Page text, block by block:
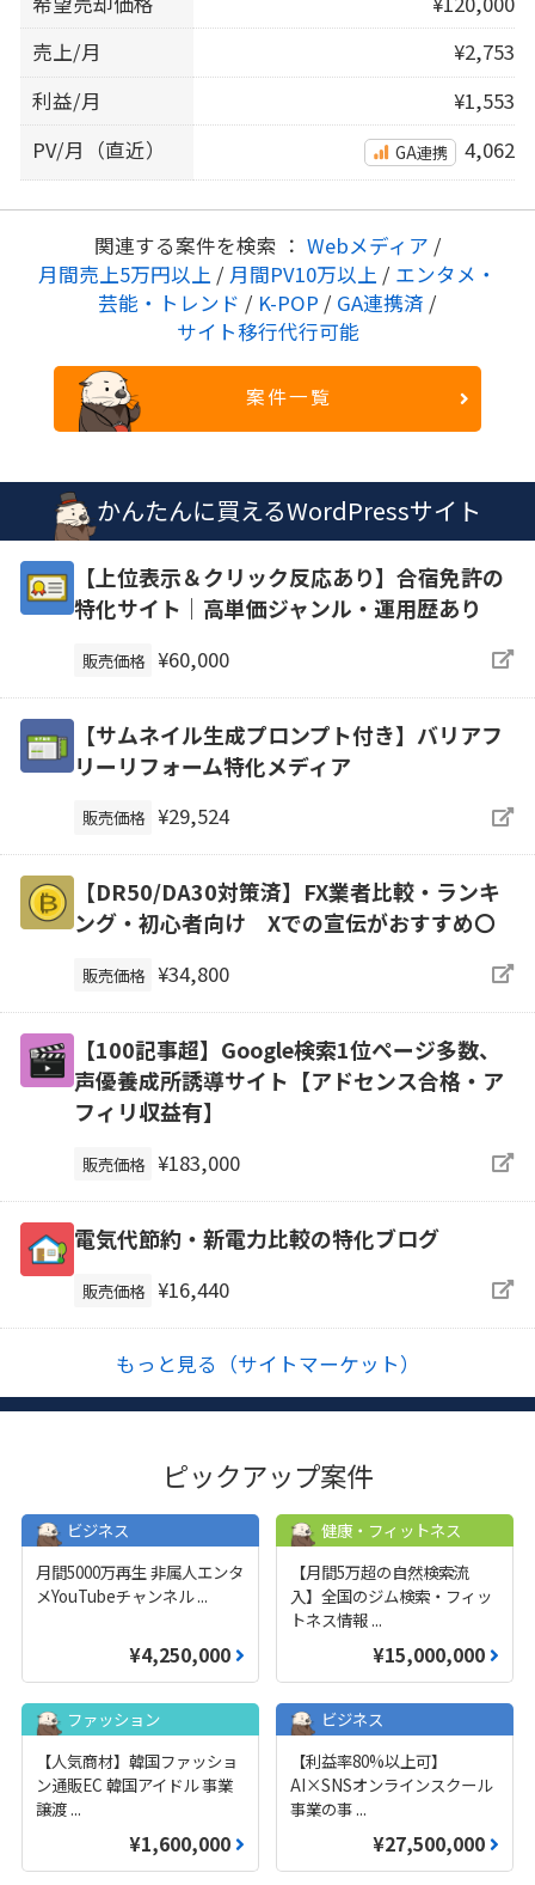
売上/月
¥2,753
利益/月
¥1,553
PV/月（直近）
GA連携 4,062
関連する案件を検索 ： Webメディア /
月間売上5万円以上 / 月間PV10万以上 / エンタメ・
芸能・トレンド / K-POP / GA連携済 /
サイト移行代行可能
案件一覧
かんたんに買えるWordPressサイト
【上位表示＆クリック反応あり】合宿免許の
特化サイト｜高単価ジャンル・運用歴あり
販売価格 ¥60,000
【サムネイル生成プロンプト付き】バリアフ
リーリフォーム特化メディア
販売価格 ¥29,524
【DR50/DA30対策済】FX業者比較・ランキ
ング・初心者向け Xでの宣伝がおすすめ〇
販売価格 ¥34,800
【100記事超】Google検索1位ページ多数、
声優養成所誘導サイト【アドセンス合格・ア
フィリ収益有】
販売価格 ¥183,000
電気代節約・新電力比較の特化ブログ
販売価格 ¥16,440
もっと見る（サイトマーケット）
ピックアップ案件
ビジネス
月間5000万再生 非属人エンタ
メYouTubeチャンネル...
¥4,250,000
健康・フィットネス
【月間5万超の自然検索流
入】全国のジム検索・フィッ
トネス情報 ...
¥15,000,000
ファッション
【人気商材】韓国ファッショ
ン通販EC 韓国アイドル 事業
譲渡 ...
¥1,600,000
ビジネス
【利益率80%以上可】
AI×SNSオンラインスクール
事業の事 ...
¥27,500,000